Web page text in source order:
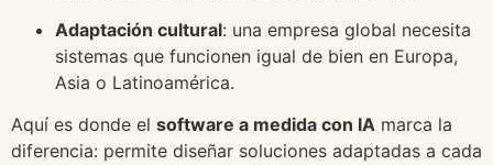
Adaptación cultural: una empresa global necesita
sistemas que funcionen igual de bien en Europa,
Asia o Latinoamérica.
Aquí es donde el software a medida con IA marca la
diferencia: permite diseñar soluciones adaptadas a cada